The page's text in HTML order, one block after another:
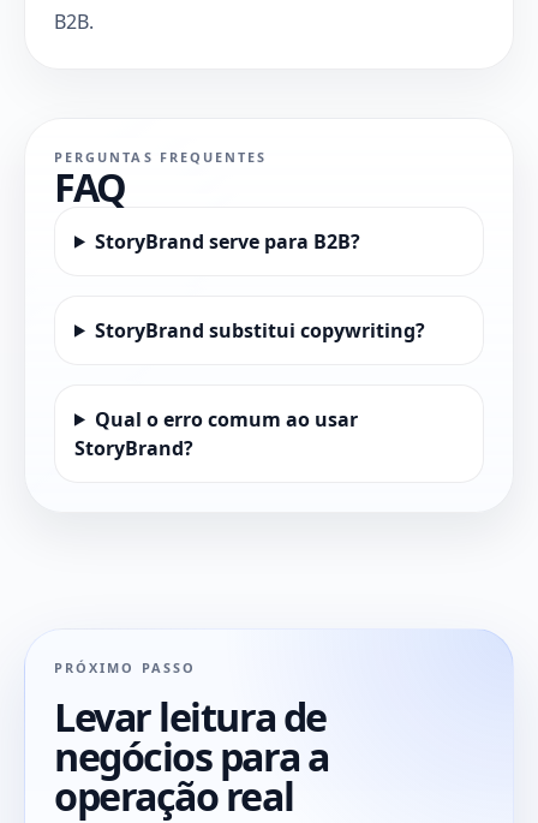
B2B.
PERGUNTAS FREQUENTES
FAQ
StoryBrand serve para B2B?
StoryBrand substitui copywriting?
Qual o erro comum ao usar
StoryBrand?
PRÓXIMO PASSO
Levar leitura de
negócios para a
operação real